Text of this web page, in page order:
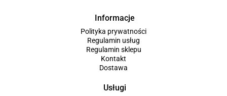
Informacje
Polityka prywatności
Regulamin usług
Regulamin sklepu
Kontakt
Dostawa
Usługi